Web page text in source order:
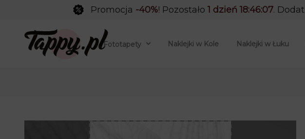
Promocja -40%! Pozostało 1 dzień 18:46:06.
Fototapety Naklejki w Kole Naklejki w Łuku